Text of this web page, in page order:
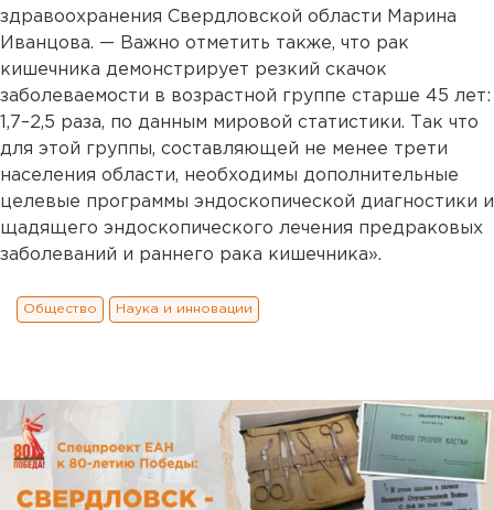
здравоохранения Свердловской области Марина
Иванцова. — Важно отметить также, что рак
кишечника демонстрирует резкий скачок
заболеваемости в возрастной группе старше 45 лет:
1,7–2,5 раза, по данным мировой статистики. Так что
для этой группы, составляющей не менее трети
населения области, необходимы дополнительные
целевые программы эндоскопической диагностики и
щадящего эндоскопического лечения предраковых
заболеваний и раннего рака кишечника».
Общество Наука и инновации